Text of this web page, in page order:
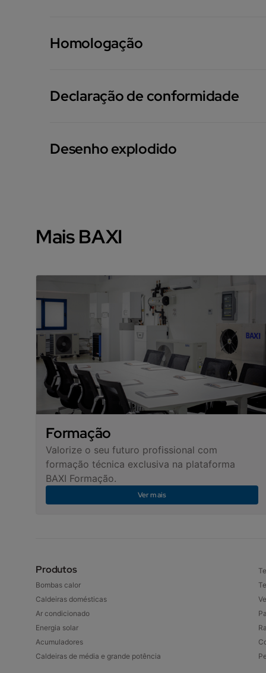
Homologação
Declaração de conformidade
Desenho explodido
Mais BAXI
Formação
Valorize o seu futuro profissional com
formação técnica exclusiva na plataforma
BAXI Formação.
Ver mais
Produtos
Bombas calor
Caldeiras domésticas
Ar condicionado
Energia solar
Acumuladores
Caldeiras de média e grande potência